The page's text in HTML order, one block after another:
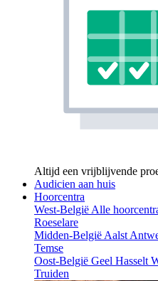
Altijd een vrijblijvende
Audicien aan huis
Hoorcentra
West-België Alle
Roeselare
Midden-België Aalst
Temse
Oost-België Geel Hasselt
Truiden